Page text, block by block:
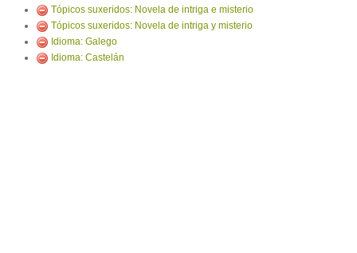
Tópicos suxeridos: Novela de intriga e misterio
Tópicos suxeridos: Novela de intriga y misterio
Idioma: Galego
Idioma: Castelán